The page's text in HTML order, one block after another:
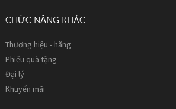
CHỨC NĂNG KHÁC
Thương hiệu - hãng
Phiếu quà tặng
Đại lý
Khuyến mãi